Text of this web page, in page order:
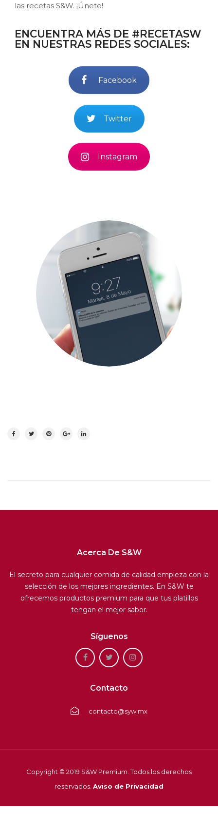
las recetas S&W. ¡Únete!
ENCUENTRA MÁS DE #RECETASW
EN NUESTRAS REDES SOCIALES:
Facebook
Twitter
Instagram
Acerca De S&W
El secreto para cualquier comida de calidad empieza con la
selección de los mejores ingredientes. En S&W te
ofrecemos productos premium para que tus platillos
tengan el mejor sabor.
Síguenos
Contacto
contacto@syw.mx
Copyright © 2019 S&W Premium. Todos los derechos
reservados. Aviso de Privacidad